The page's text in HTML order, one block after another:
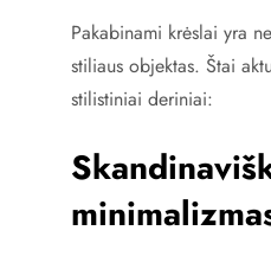
Pakabinami krėslai yra
stiliaus objektas. Štai
stilistiniai deriniai: